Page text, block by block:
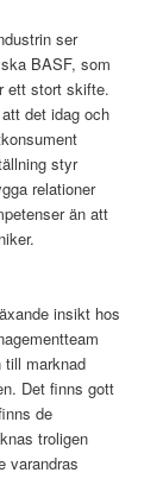
ser
BASF, som
ett stort skifte.
det idag och
styr
relationer
än att
insikt hos
till marknad
Det finns gott
de
troligen
varandras